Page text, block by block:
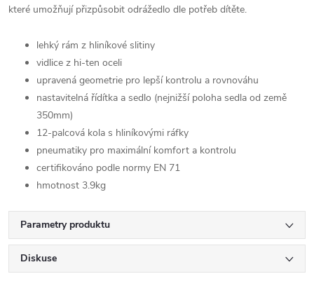
které umožňují přizpůsobit odrážedlo dle potřeb dítěte.
lehký rám z hliníkové slitiny
vidlice z hi-ten oceli
upravená geometrie pro lepší kontrolu a rovnováhu
nastavitelná řídítka a sedlo (nejnižší poloha sedla od země
350mm)
12-palcová kola s hliníkovými ráfky
pneumatiky pro maximální komfort a kontrolu
certifikováno podle normy EN 71
hmotnost 3.9kg
Parametry produktu
Diskuse